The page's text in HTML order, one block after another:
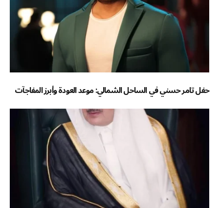
حفل تامر حسني في الساحل الشمالي: موعد العودة وأبرز المفاجآت